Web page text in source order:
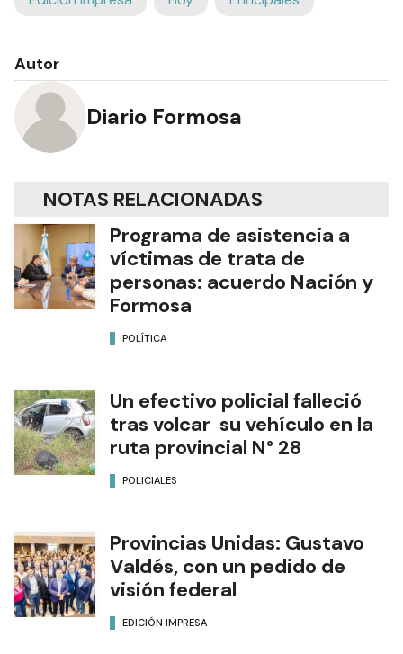
Autor
Diario Formosa
NOTAS RELACIONADAS
Programa de asistencia a
víctimas de trata de
personas: acuerdo Nación y
Formosa
POLÍTICA
Un efectivo policial falleció
tras volcar su vehículo en la
ruta provincial N° 28
POLICIALES
Provincias Unidas: Gustavo
Valdés, con un pedido de
visión federal
EDICIÓN IMPRESA